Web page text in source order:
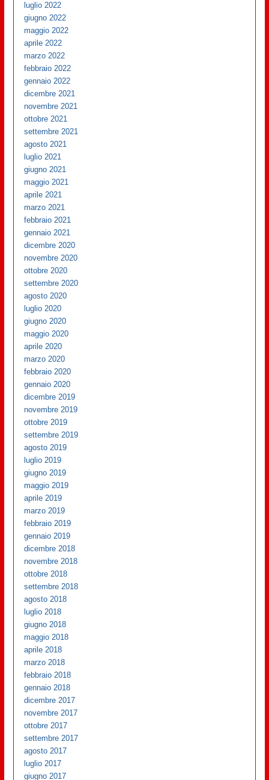
luglio 2022
giugno 2022
maggio 2022
aprile 2022
marzo 2022
febbraio 2022
gennaio 2022
dicembre 2021
novembre 2021
ottobre 2021
settembre 2021
agosto 2021
luglio 2021
giugno 2021
maggio 2021
aprile 2021
marzo 2021
febbraio 2021
gennaio 2021
dicembre 2020
novembre 2020
ottobre 2020
settembre 2020
agosto 2020
luglio 2020
giugno 2020
maggio 2020
aprile 2020
marzo 2020
febbraio 2020
gennaio 2020
dicembre 2019
novembre 2019
ottobre 2019
settembre 2019
agosto 2019
luglio 2019
giugno 2019
maggio 2019
aprile 2019
marzo 2019
febbraio 2019
gennaio 2019
dicembre 2018
novembre 2018
ottobre 2018
settembre 2018
agosto 2018
luglio 2018
giugno 2018
maggio 2018
aprile 2018
marzo 2018
febbraio 2018
gennaio 2018
dicembre 2017
novembre 2017
ottobre 2017
settembre 2017
agosto 2017
luglio 2017
giugno 2017